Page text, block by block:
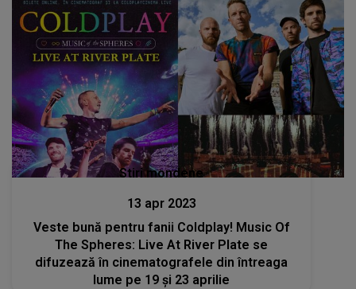
Stiri mondene
13 apr 2023
Veste bună pentru fanii Coldplay! Music Of
The Spheres: Live At River Plate se
difuzează în cinematografele din întreaga
lume pe 19 și 23 aprilie